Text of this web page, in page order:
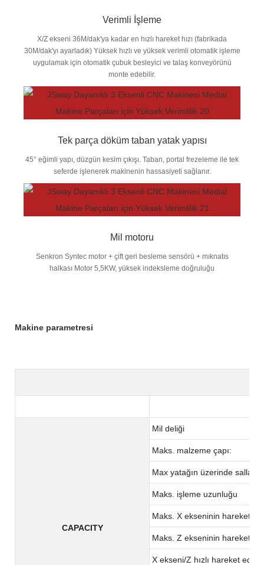
Verimli İşleme
X/Z ekseni 36M/dak'ya kadar en hızlı hareket hızı (fabrikada
30M/dak'yı ayarladık) Yüksek hızlı ve yüksek verimli otomatik işleme
uygulamak için otomatik çubuk besleyici ve talaş konveyörünü
monte edebilir.
Tek parça döküm taban yatak yapısı
45° eğimli yapı, düzgün kesim çıkışı. Taban, portal frezeleme ile tek
seferde işlenerek makinenin hassasiyeti sağlanır.
Mil motoru
Senkron Syntec motor + çift geri besleme sensörü + mıknatıs
halkası Motor 5,5KW, yüksek indeksleme doğruluğu
Makine parametresi
CAPACITY
Mil deliği
Maks. malzeme çapı:
Max yatağın üzerinde sallanır
Maks. işleme uzunluğu
Maks. X ekseninin hareketi
Maks. Z ekseninin hareketi
X ekseni/Z hızlı hareket